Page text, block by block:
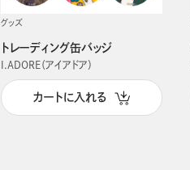
グッズ
トレーディング缶バッジ
I.ADORE（アイアドア）
カートに入れる